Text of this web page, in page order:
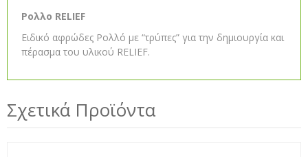
Ρολλο RELIEF
Ειδικό αφρώδες Ρολλό με “τρύπες” για την δημιουργία και
πέρασμα του υλικού RELIEF.
Σχετικά Προϊόντα